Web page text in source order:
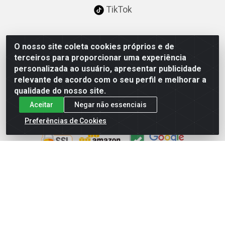
O nosso site coleta cookies próprios e de
terceiros para proporcionar uma experiência
personalizada ao usuário, apresentar publicidade
relevante de acordo com o seu perfil e melhorar a
qualidade do nosso site.
Aceitar
Negar não essenciais
Preferências de Cookies
TikTok
Baixe já nosso APP
Site Seguro